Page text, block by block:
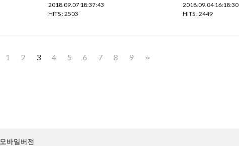
2018.09.07 18:37:43
HITS : 2503
2018.09.04 16:18:30
HITS : 2449
1 2 3 4 5 6 7 8 9 >>
모바일버전